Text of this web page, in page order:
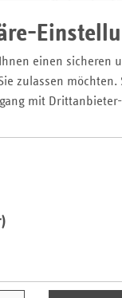
einen sicheren
zulassen
mit
war bis zu
über die
Coronavirus sowie